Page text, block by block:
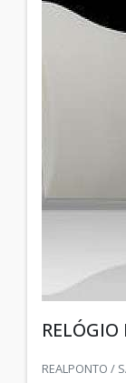
REALPONTO /